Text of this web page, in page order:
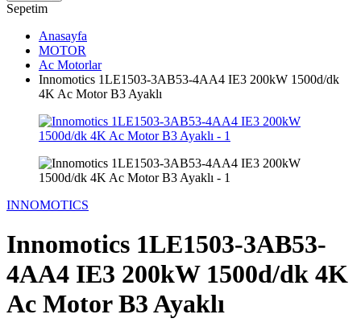
Sepetim
Anasayfa
MOTOR
Ac Motorlar
Innomotics 1LE1503-3AB53-4AA4 IE3 200kW 1500d/dk
4K Ac Motor B3 Ayaklı
INNOMOTICS
Innomotics 1LE1503-3AB53-
4AA4 IE3 200kW 1500d/dk 4K
Ac Motor B3 Ayaklı